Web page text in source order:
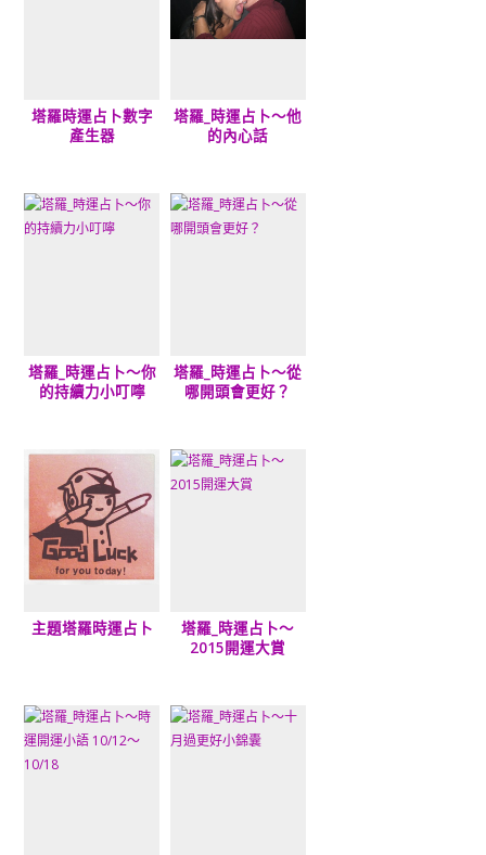
塔羅時運占卜數字
產生器
塔羅_時運占卜～他
的內心話
塔羅_時運占卜～你
的持續力小叮嚀
塔羅_時運占卜～從
哪開頭會更好？
主題塔羅時運占卜
塔羅_時運占卜～
2015開運大賞